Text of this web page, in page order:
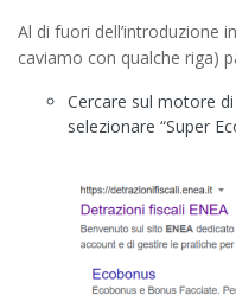
Al di fuori dell’introduzione
caviamo con qualche riga)
Cercare sul motore di
selezionare “Super